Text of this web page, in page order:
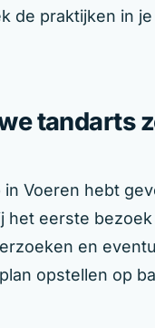
de praktijken in
tandarts
Voeren hebt
eerste
en
opstellen op